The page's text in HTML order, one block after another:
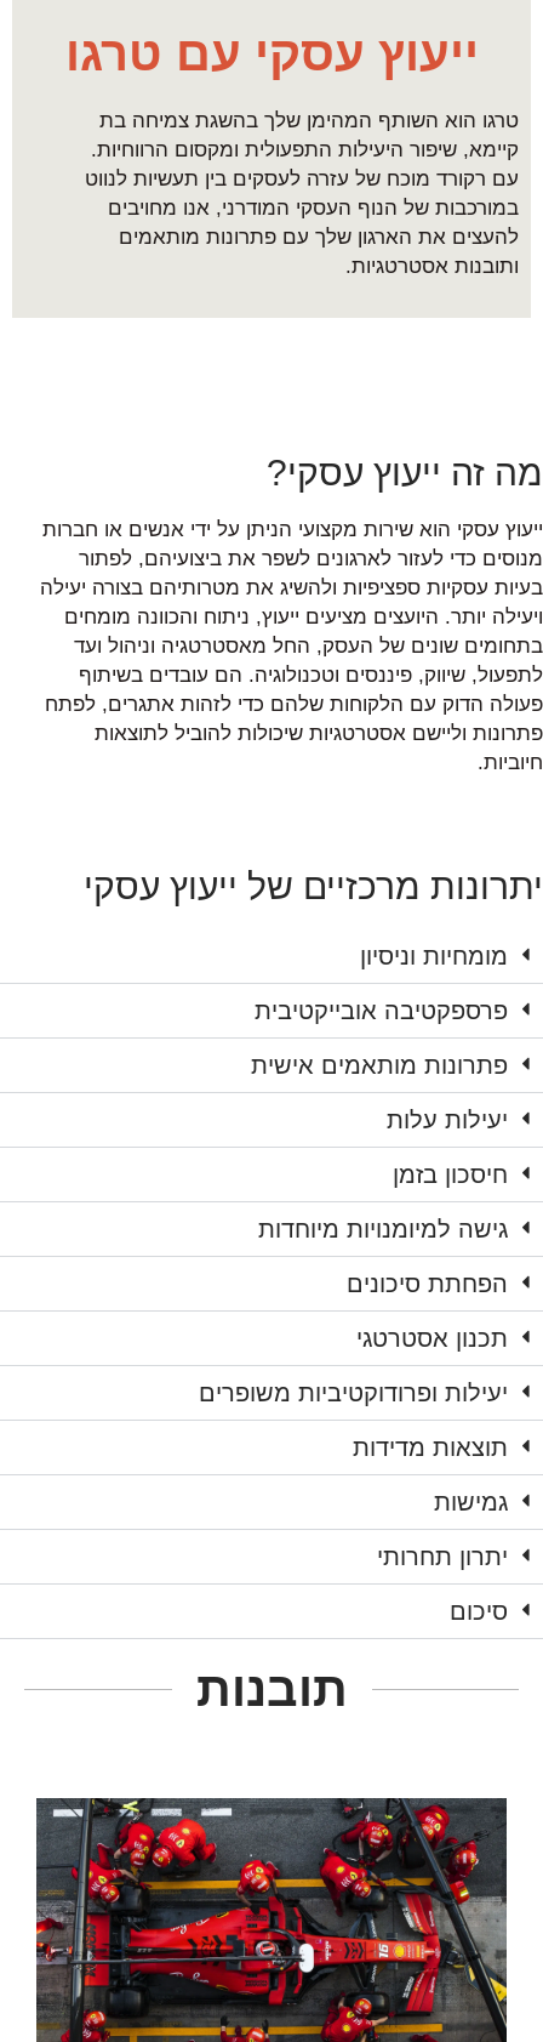
ייעוץ עסקי עם טרגו
טרגו הוא השותף המהימן שלך בהשגת צמיחה בת
קיימא, שיפור היעילות התפעולית ומקסום הרווחיות.
עם רקורד מוכח של עזרה לעסקים בין תעשיות לנווט
במורכבות של הנוף העסקי המודרני, אנו מחויבים
להעצים את הארגון שלך עם פתרונות מותאמים
ותובנות אסטרטגיות.
מה זה ייעוץ עסקי?
ייעוץ עסקי הוא שירות מקצועי הניתן על ידי אנשים או חברות
מנוסים כדי לעזור לארגונים לשפר את ביצועיהם, לפתור
בעיות עסקיות ספציפיות ולהשיג את מטרותיהם בצורה יעילה
ויעילה יותר. היועצים מציעים ייעוץ, ניתוח והכוונה מומחים
בתחומים שונים של העסק, החל מאסטרטגיה וניהול ועד
לתפעול, שיווק, פיננסים וטכנולוגיה. הם עובדים בשיתוף
פעולה הדוק עם הלקוחות שלהם כדי לזהות אתגרים, לפתח
פתרונות וליישם אסטרטגיות שיכולות להוביל לתוצאות
חיוביות.
יתרונות מרכזיים של ייעוץ עסקי
מומחיות וניסיון
פרספקטיבה אובייקטיבית
פתרונות מותאמים אישית
יעילות עלות
חיסכון בזמן
גישה למיומנויות מיוחדות
הפחתת סיכונים
תכנון אסטרטגי
יעילות ופרודוקטיביות משופרים
תוצאות מדידות
גמישות
יתרון תחרותי
סיכום
תובנות